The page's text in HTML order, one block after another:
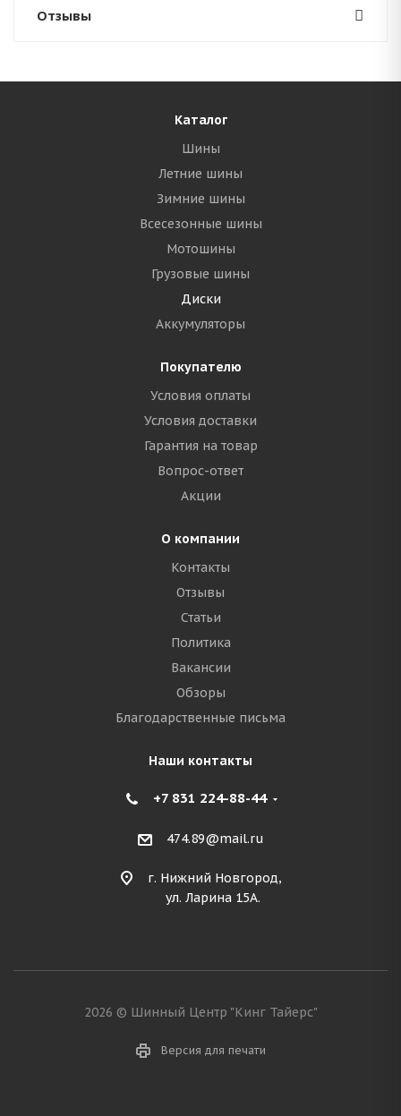
Отзывы
Каталог
Шины
Летние шины
Зимние шины
Всесезонные шины
Мотошины
Грузовые шины
Диски
Аккумуляторы
Покупателю
Условия оплаты
Условия доставки
Гарантия на товар
Вопрос-ответ
Акции
О компании
Контакты
Отзывы
Статьи
Политика
Вакансии
Обзоры
Благодарственные письма
Наши контакты
+7 831 224-88-44
474.89@mail.ru
г. Нижний Новгород,
ул. Ларина 15А.
2026 © Шинный Центр "Кинг Тайерс"
Версия для печати